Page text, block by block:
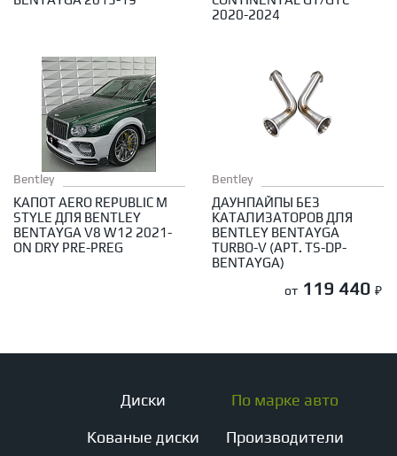
Производители
Новости
Доставка
Контакты
Диаметр 20 Диаметр 19 Диаметр 18Диаметр 17
Диаметр 14
Решетки радиатора
СплиттерыСпойлеры
Опоры амортизаторов
Стабилизаторы и аксессуары
ПРОИЗВОДИТЕЛЬ
AP CoiloversCTS Turbo
Eibach Pro-Kit
Fox RacingH&RKarbel KW Suspensions
Paragon
Urban Automotive
ТОРМОЗА
Тормозные системыТормозные диски
Тормозные цилиндры
ПО МАРКЕ АВТОМОБИЛЯ
2020-2024
Bentley
КАПОТ AERO REPUBLIC M
STYLE ДЛЯ BENTLEY
BENTAYGA V8 W12 2021-
ON DRY PRE-PREG
Bentley
ДАУНПАЙПЫ БЕЗ
КАТАЛИЗАТОРОВ ДЛЯ
BENTLEY BENTAYGA
TURBO-V (АРТ. TS-DP-
BENTAYGA)
от 119 440 ₽
Диски
Кованые диски
По марке авто
Производители